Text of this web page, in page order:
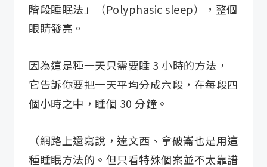
階段睡眠法」（Polyphasic sleep），整個
眼睛發亮。
因為這是種一天只需要睡 3 小時的方法，
它告訴你要把一天平均分成六段，在每段四
個小時之中，睡個 30 分鐘。
（網路上還寫說，達文西、拿破崙也是用這
種睡眠方法的。但只看特殊個案並不太靠譜